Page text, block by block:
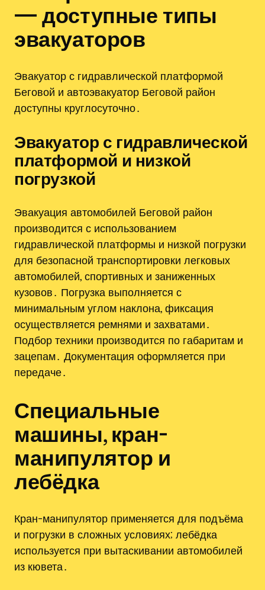
— доступные типы
эвакуаторов
Эвакуатор с гидравлической платформой
Беговой и автоэвакуатор Беговой район
доступны круглосуточно․
Эвакуатор с гидравлической
платформой и низкой
погрузкой
Эвакуация автомобилей Беговой район
производится с использованием
гидравлической платформы и низкой погрузки
для безопасной транспортировки легковых
автомобилей, спортивных и заниженных
кузовов․ Погрузка выполняется с
минимальным углом наклона, фиксация
осуществляется ремнями и захватами․
Подбор техники производится по габаритам и
зацепам․ Документация оформляется при
передаче․
Специальные
машины, кран-
манипулятор и
лебёдка
Кран-манипулятор применяется для подъёма
и погрузки в сложных условиях; лебёдка
используется при вытаскивании автомобилей
из кювета․